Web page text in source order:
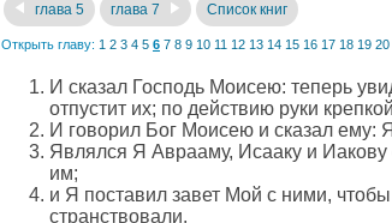
глава 5 глава 7 Список книг
Открыть главу: 1 2 3 4 5 6 7 8 9 10 11 12 13 14 15 16 17 18 19 20
И сказал Господь Моисею: теперь
отпустит их; по действию руки
И говорил Бог Моисею и сказал ему:
Являлся Я Аврааму, Исааку и Иакову
им;
и Я поставил завет Мой с ними,
странствовали.